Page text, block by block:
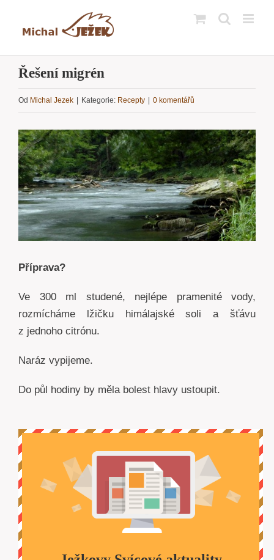
Řešení migrén
Od Michal Jezek Kategorie: Recepty 0 komentářů
Zobrazit
větší
obrázek
Příprava?
Ve 300 ml studené, nejlépe pramenité vody,
rozmícháme lžičku himálajské soli a šťávu
z jednoho citrónu.
Naráz vypijeme.
Do půl hodiny by měla bolest hlavy ustoupit.